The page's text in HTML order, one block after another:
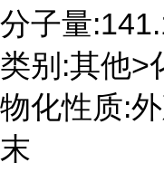
分子量
类别:其他>
物化性质:
末